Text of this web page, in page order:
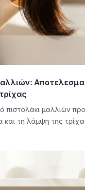
πιστολάκι μαλλιών
τη λάμψη της